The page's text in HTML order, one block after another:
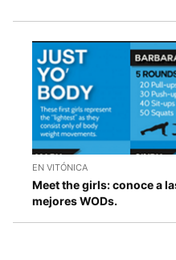
EN VITÓNICA
Meet the girls: conoce a
mejores WODs.